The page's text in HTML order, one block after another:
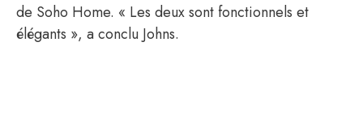
de Soho Home. « Les deux sont fonctionnels et
élégants », a conclu Johns.